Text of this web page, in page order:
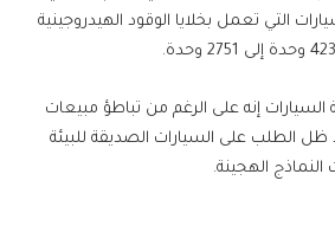
التي تعمل بخلايا الوقود الهيدروجينية
إنه على الرغم من تباطؤ مبيعات
ظل الطلب على السيارات الصديقة للبيئة
الهجينة.